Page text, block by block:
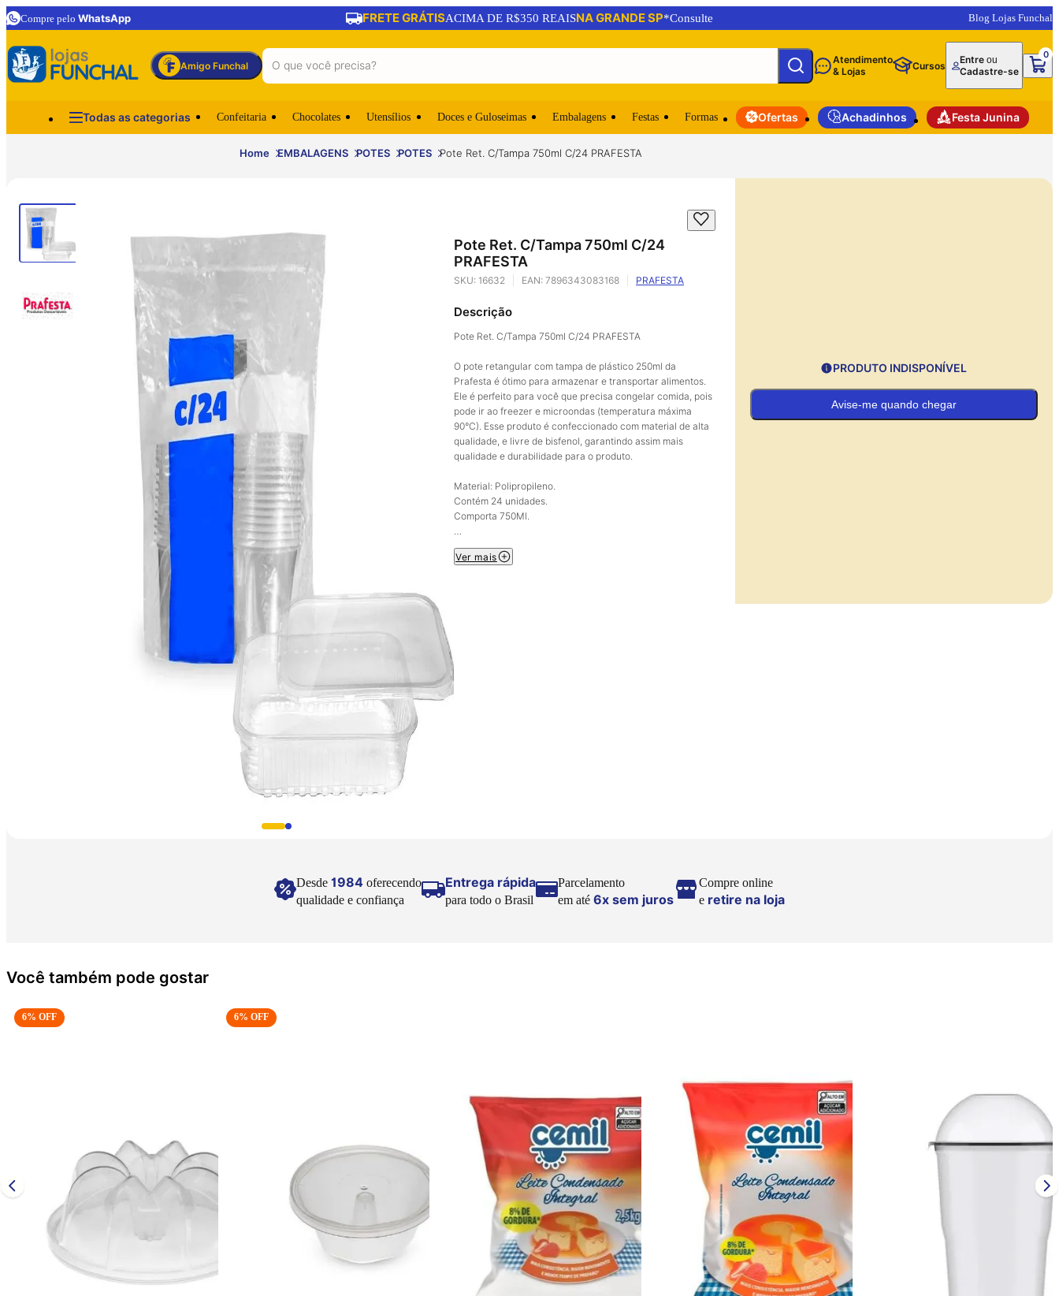
Compre pelo WhatsApp FRETE GRÁTISACIMA DE R$350 REAISNA GRANDE SP*Consulte Blog Lojas Funchal
Amigo Funchal
Atendimento
& Lojas
Cursos Entreou
Cadastre-se
0
Todas as categorias Confeitaria Chocolates Utensílios Doces e Guloseimas Embalagens Festas Formas Ofertas Achadinhos Festa Junina
Home EMBALAGENS POTES POTES Pote Ret. C/Tampa 750ml C/24 PRAFESTA
Pote Ret. C/Tampa 750ml C/24
PRAFESTA
SKU: 16632 EAN: 7896343083168 PRAFESTA
Descrição
Pote Ret. C/Tampa 750ml C/24 PRAFESTA
O pote retangular com tampa de plástico 250ml da
Prafesta é ótimo para armazenar e transportar alimentos.
Ele é perfeito para você que precisa congelar comida, pois
pode ir ao freezer e microondas (temperatura máxima
90°C). Esse produto é confeccionado com material de alta
qualidade, e livre de bisfenol, garantindo assim mais
qualidade e durabilidade para o produto.
Material: Polipropileno.
Contém 24 unidades.
Comporta 750Ml.
IMAGEM MERAMENTE ILUSTRATIVA
Ver mais
PRODUTO INDISPONÍVEL
Avise-me quando chegar
Desde 1984 oferecendo
qualidade e confiança
Entrega rápida
para todo o Brasil
Parcelamento
em até 6x sem juros
Compre online
e retire na loja
Você também pode gostar
6% OFF 6% OFF